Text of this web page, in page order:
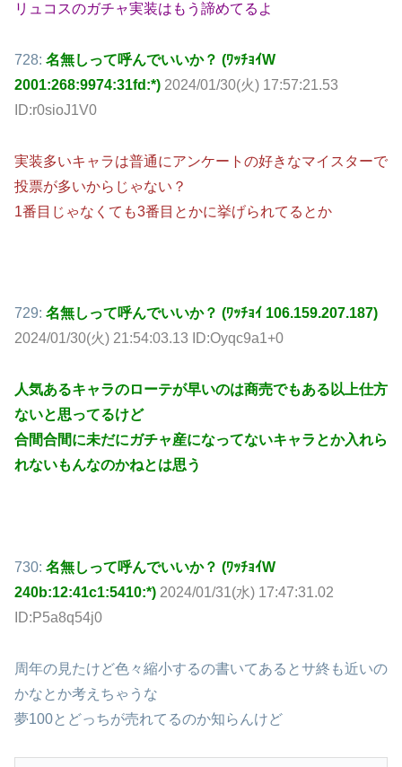
リュコスのガチャ実装はもう諦めてるよ
728: 名無しって呼んでいいか？ (ﾜｯﾁｮｲW
2001:268:9974:31fd:*) 2024/01/30(火) 17:57:21.53
ID:r0sioJ1V0
実装多いキャラは普通にアンケートの好きなマイスターで
投票が多いからじゃない？
1番目じゃなくても3番目とかに挙げられてるとか
729: 名無しって呼んでいいか？ (ﾜｯﾁｮｲ 106.159.207.187)
2024/01/30(火) 21:54:03.13 ID:Oyqc9a1+0
人気あるキャラのローテが早いのは商売でもある以上仕方
ないと思ってるけど
合間合間に未だにガチャ産になってないキャラとか入れら
れないもんなのかねとは思う
730: 名無しって呼んでいいか？ (ﾜｯﾁｮｲW
240b:12:41c1:5410:*) 2024/01/31(水) 17:47:31.02
ID:P5a8q54j0
周年の見たけど色々縮小するの書いてあるとサ終も近いの
かなとか考えちゃうな
夢100とどっちが売れてるのか知らんけど